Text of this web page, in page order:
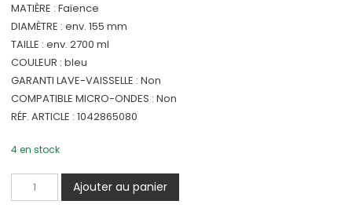
MATIÈRE : Faïence
DIAMÈTRE : env. 155 mm
TAILLE : env. 2700 ml
COULEUR : bleu
GARANTI LAVE-VAISSELLE : Non
COMPATIBLE MICRO-ONDES : Non
RÉF. ARTICLE : 1042865080
4 en stock
quantité
de
Ajouter au panier